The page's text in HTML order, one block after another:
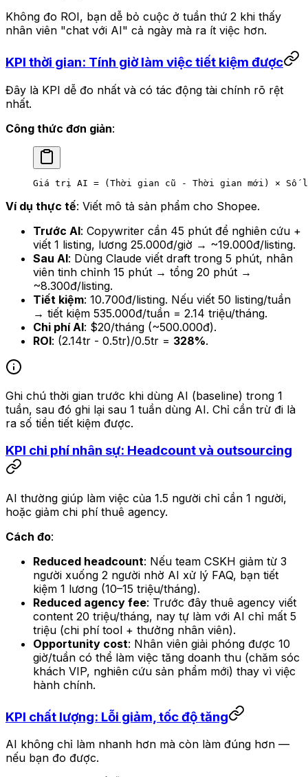
Không đo ROI, bạn dễ bỏ cuộc ở tuần thứ 2 khi thấy
nhân viên "chat với AI" cả ngày mà ra ít việc hơn.
KPI thời gian: Tính giờ làm việc tiết kiệm được
Đây là KPI dễ đo nhất và có tác động tài chính rõ rệt
nhất.
Công thức đơn giản:
Giá trị AI = (Thời gian cũ - Thời gian mới) × Số
Ví dụ thực tế: Viết mô tả sản phẩm cho Shopee.
Trước AI: Copywriter cần 45 phút để nghiên cứu +
viết 1 listing, lương 25.000đ/giờ → ~19.000đ/listing.
Sau AI: Dùng Claude viết draft trong 5 phút, nhân
viên tinh chỉnh 15 phút → tổng 20 phút →
~8.300đ/listing.
Tiết kiệm: 10.700đ/listing. Nếu viết 50 listing/tuần
→ tiết kiệm 535.000đ/tuần = 2.14 triệu/tháng.
Chi phí AI: $20/tháng (~500.000đ).
ROI: (2.14tr - 0.5tr)/0.5tr = 328%.
Ghi chú thời gian trước khi dùng AI (baseline) trong 1
tuần, sau đó ghi lại sau 1 tuần dùng AI. Chỉ cần trừ đi là
ra số tiền tiết kiệm được.
KPI chi phí nhân sự: Headcount và outsourcing
AI thường giúp làm việc của 1.5 người chỉ cần 1 người,
hoặc giảm chi phí thuê agency.
Cách đo:
Reduced headcount: Nếu team CSKH giảm từ 3
người xuống 2 người nhờ AI xử lý FAQ, bạn tiết
kiệm 1 lương (10–15 triệu/tháng).
Reduced agency fee: Trước đây thuê agency viết
content 20 triệu/tháng, nay tự làm với AI chỉ mất 5
triệu (chi phí tool + thưởng nhân viên).
Opportunity cost: Nhân viên giải phóng được 10
giờ/tuần có thể làm việc tăng doanh thu (chăm sóc
khách VIP, nghiên cứu sản phẩm mới) thay vì việc
hành chính.
KPI chất lượng: Lỗi giảm, tốc độ tăng
AI không chỉ làm nhanh hơn mà còn làm đúng hơn —
nếu bạn đo được.